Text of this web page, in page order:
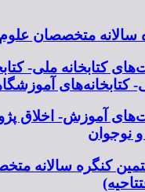
سالانه متخصصان
کتابخانه ملی-
آموزش- اخلاق
نوجوان
کنگره سالانه